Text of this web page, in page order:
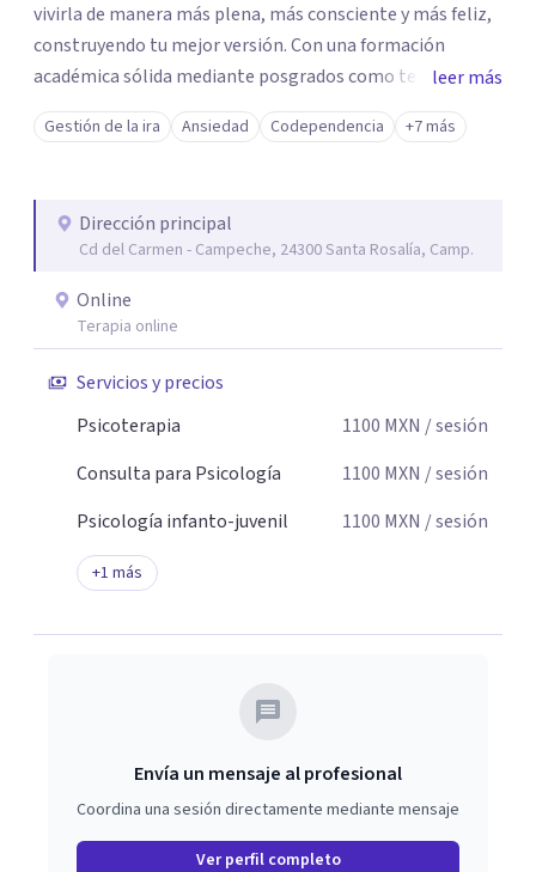
vivirla de manera más plena, más consciente y más feliz,
construyendo tu mejor versión. Con una formación
académica sólida mediante posgrados como terapeuta
breve, familiar e infantil, así como con respaldo
profesional y experiencia clínica de más de 26 años y
auténtica y comunicación clara y directa para darte
seguridad emocional y una dirección firme de tu proceso
de cambio.
leer más
Gestión de la ira Ansiedad Codependencia +7 más
Dirección principal
Cd del Carmen - Campeche, 24300 Santa Rosalía, Camp.
Online
Terapia online
Servicios y precios
Psicoterapia
1100 MXN / sesión
Consulta para Psicología
1100 MXN / sesión
Psicología infanto-juvenil
1100 MXN / sesión
+1 más
Envía un mensaje al profesional
Coordina una sesión directamente mediante mensaje
Ver perfil completo